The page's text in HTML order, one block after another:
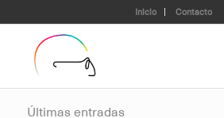
Inicio Contacto
Últimas entradas